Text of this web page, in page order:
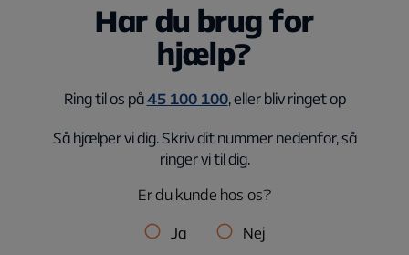
Har du brug for
hjælp?
Ring til os på45 100 100, eller bliv ringet op
Så hjælper vi dig. Skriv dit nummer nedenfor, så
ringer vi til dig.
Er du kunde hos os?
Ja
Nej